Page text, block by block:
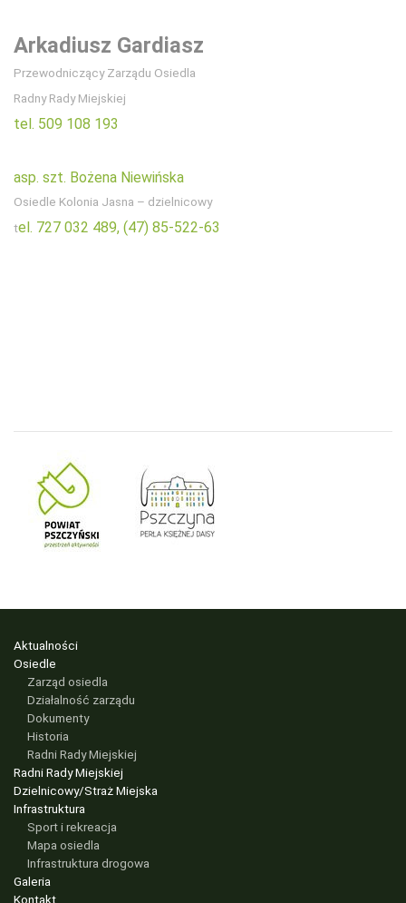
Arkadiusz Gardiasz
Przewodniczący Zarządu Osiedla
Radny Rady Miejskiej
tel. 509 108 193
asp. szt. Bożena Niewińska
Osiedle Kolonia Jasna – dzielnicowy
tel. 727 032 489, (47) 85-522-63
Aktualności
Osiedle
Zarząd osiedla
Działalność zarządu
Dokumenty
Historia
Radni Rady Miejskiej
Radni Rady Miejskiej
Dzielnicowy/Straż Miejska
Infrastruktura
Sport i rekreacja
Mapa osiedla
Infrastruktura drogowa
Galeria
Kontakt